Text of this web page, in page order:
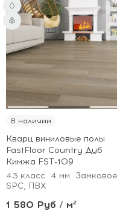
В наличии
Кварц виниловые полы
FastFloor Country Дуб
Кимжа FST-109
43 класс
4 мм
Замковое
SPC, ПВХ
1 580 Руб / м²